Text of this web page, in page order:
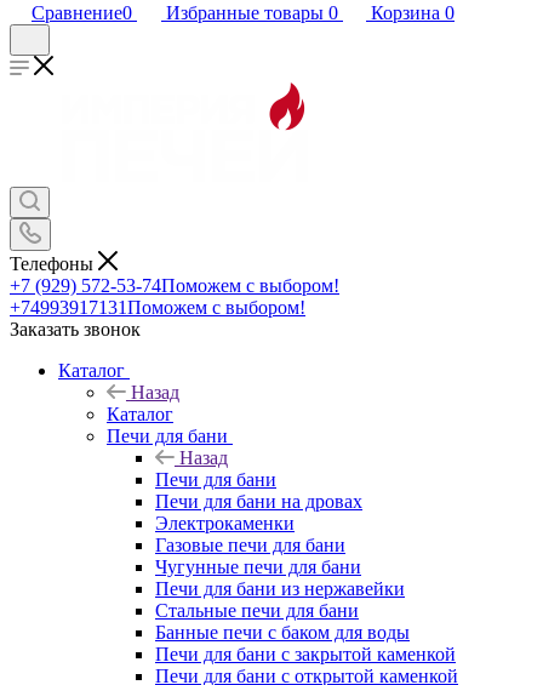
Сравнение0 Избранные товары 0 Корзина 0
Телефоны
+7 (929) 572-53-74Поможем с выбором!
+74993917131Поможем с выбором!
Заказать звонок
Каталог
Назад
Каталог
Печи для бани
Назад
Печи для бани
Печи для бани на дровах
Электрокаменки
Газовые печи для бани
Чугунные печи для бани
Печи для бани из нержавейки
Стальные печи для бани
Банные печи с баком для воды
Печи для бани с закрытой каменкой
Печи для бани с открытой каменкой